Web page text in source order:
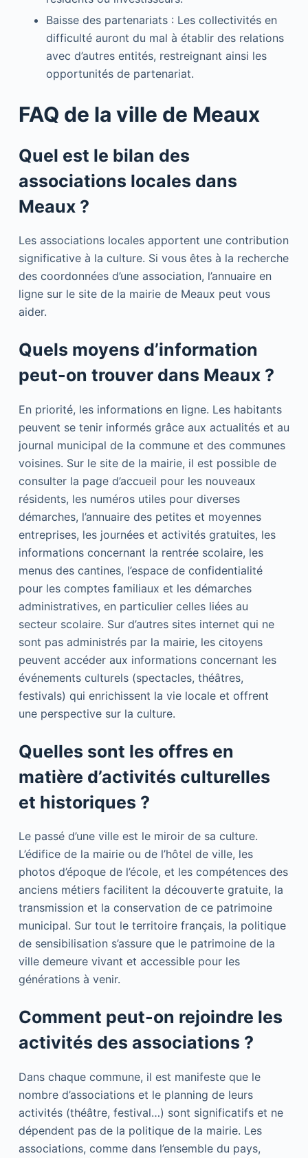
Baisse des partenariats : Les collectivités en
difficulté auront du mal à établir des relations
avec d’autres entités, restreignant ainsi les
opportunités de partenariat.
FAQ de la ville de Meaux
Quel est le bilan des
associations locales dans
Meaux ?
Les associations locales apportent une contribution
significative à la culture. Si vous êtes à la recherche
des coordonnées d’une association, l’annuaire en
ligne sur le site de la mairie de Meaux peut vous
aider.
Quels moyens d’information
peut-on trouver dans Meaux ?
En priorité, les informations en ligne. Les habitants
peuvent se tenir informés grâce aux actualités et au
journal municipal de la commune et des communes
voisines. Sur le site de la mairie, il est possible de
consulter la page d’accueil pour les nouveaux
résidents, les numéros utiles pour diverses
démarches, l’annuaire des petites et moyennes
entreprises, les journées et activités gratuites, les
informations concernant la rentrée scolaire, les
menus des cantines, l’espace de confidentialité
pour les comptes familiaux et les démarches
administratives, en particulier celles liées au
secteur scolaire. Sur d’autres sites internet qui ne
sont pas administrés par la mairie, les citoyens
peuvent accéder aux informations concernant les
événements culturels (spectacles, théâtres,
festivals) qui enrichissent la vie locale et offrent
une perspective sur la culture.
Quelles sont les offres en
matière d’activités culturelles
et historiques ?
Le passé d’une ville est le miroir de sa culture.
L’édifice de la mairie ou de l’hôtel de ville, les
photos d’époque de l’école, et les compétences des
anciens métiers facilitent la découverte gratuite, la
transmission et la conservation de ce patrimoine
municipal. Sur tout le territoire français, la politique
de sensibilisation s’assure que le patrimoine de la
ville demeure vivant et accessible pour les
générations à venir.
Comment peut-on rejoindre les
activités des associations ?
Dans chaque commune, il est manifeste que le
nombre d’associations et le planning de leurs
activités (théâtre, festival…) sont significatifs et ne
dépendent pas de la politique de la mairie. Les
associations, comme dans l’ensemble du pays,